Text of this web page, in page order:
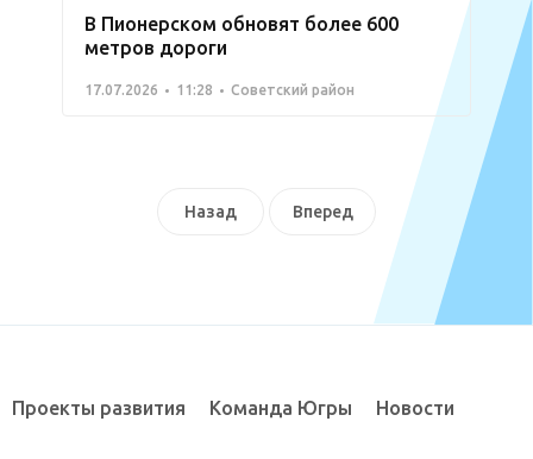
В Пионерском обновят более 600
метров дороги
17.07.2026 11:28 Советский район
Назад Вперед
Проекты развития Команда Югры Новости